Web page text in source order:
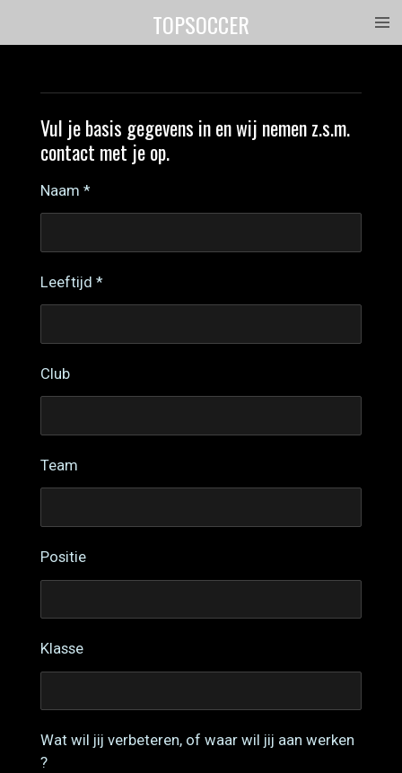
direct
TOPSOCCER
Vul je basis gegevens in en wij nemen z.s.m.
contact met je op.
Naam *
Leeftijd *
Club
Team
Positie
Klasse
Wat wil jij verbeteren, of waar wil jij aan werken
?